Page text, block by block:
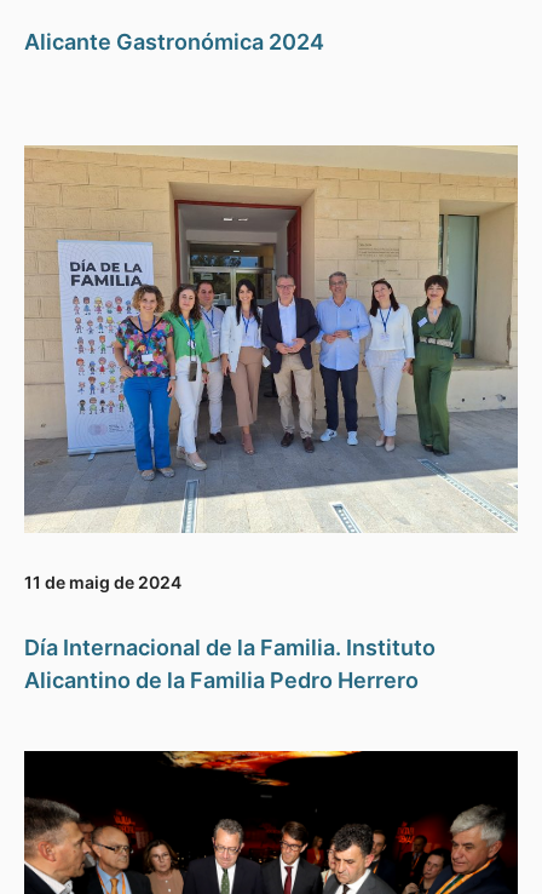
Alicante Gastronómica 2024
11 de maig de 2024
Día Internacional de la Familia. Instituto
Alicantino de la Familia Pedro Herrero